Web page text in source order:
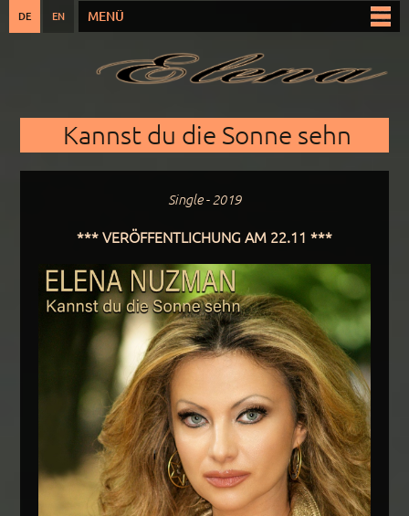
zum
Inhalt
DE EN
Hauptmenü
MENÜ
Kannst du die Sonne sehn
Single - 2019
*** VERÖFFENTLICHUNG AM 22.11 ***